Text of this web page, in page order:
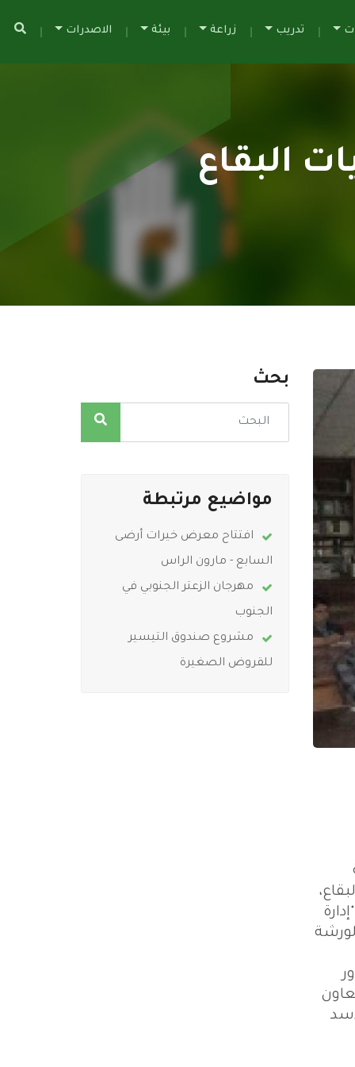
تدريب زراعة بيئة الاصدرات
البقاع
هذه الورشة
بحث
مواضيع مرتبطة
افتتاح معرض خيرات أرضى
السابع - مارون الراس
مهرجان الزعتر الجنوبي في
الجنوب
مشروع صندوق التيسير
للقروض الصغيرة